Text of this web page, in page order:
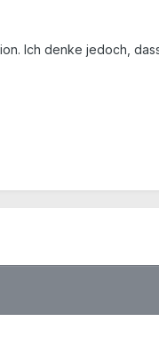
Ich denke jedoch,